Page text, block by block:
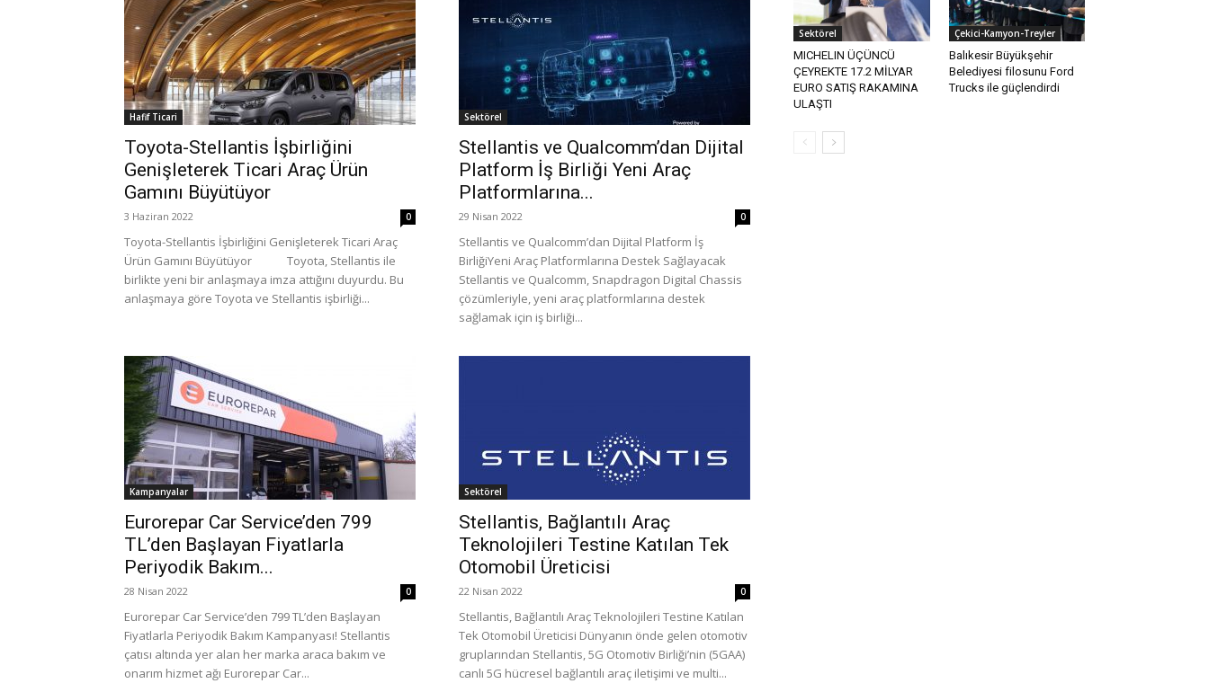
Hafif Ticari
Toyota-Stellantis İşbirliğini
Genişleterek Ticari Araç Ürün
Gamını Büyütüyor
3 Haziran 2022 0
Toyota-Stellantis İşbirliğini Genişleterek Ticari Araç
Ürün Gamını Büyütüyor Toyota, Stellantis ile
birlikte yeni bir anlaşmaya imza attığını duyurdu. Bu
anlaşmaya göre Toyota ve Stellantis işbirliği...
Sektörel
Stellantis ve Qualcomm’dan Dijital
Platform İş Birliği Yeni Araç
Platformlarına...
29 Nisan 2022 0
Stellantis ve Qualcomm’dan Dijital Platform İş
BirliğiYeni Araç Platformlarına Destek Sağlayacak
Stellantis ve Qualcomm, Snapdragon Digital Chassis
çözümleriyle, yeni araç platformlarına destek
sağlamak için iş birliği...
Kampanyalar
Eurorepar Car Service’den 799
TL’den Başlayan Fiyatlarla
Periyodik Bakım...
28 Nisan 2022 0
Eurorepar Car Service’den 799 TL’den Başlayan
Fiyatlarla Periyodik Bakım Kampanyası! Stellantis
çatısı altında yer alan her marka araca bakım ve
onarım hizmet ağı Eurorepar Car...
Sektörel
Stellantis, Bağlantılı Araç
Teknolojileri Testine Katılan Tek
Otomobil Üreticisi
22 Nisan 2022 0
Stellantis, Bağlantılı Araç Teknolojileri Testine Katılan
Tek Otomobil Üreticisi Dünyanın önde gelen otomotiv
gruplarından Stellantis, 5G Otomotiv Birliği’nin (5GAA)
canlı 5G hücresel bağlantılı araç iletişimi ve multi...
Sektörel
MICHELIN ÜÇÜNCÜ
ÇEYREKTE 17.2 MİLYAR
EURO SATIŞ RAKAMINA
ULAŞTI
Çekici-Kamyon-Treyler
Balıkesir Büyükşehir
Belediyesi filosunu Ford
Trucks ile güçlendirdi